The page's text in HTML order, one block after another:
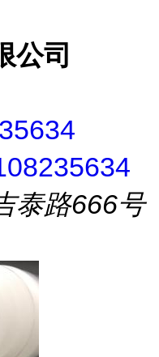
公司
泰路666号